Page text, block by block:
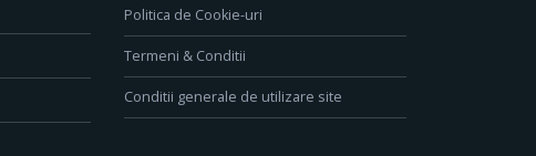
Politica de Cookie-uri
Termeni & Conditii
Conditii generale de utilizare site